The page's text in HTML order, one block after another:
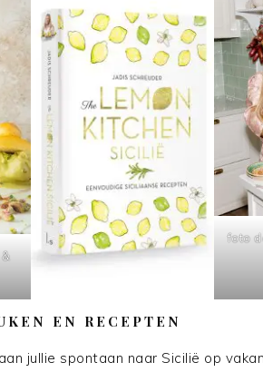
foto
EN RECEPTEN
jullie spontaan naar Sicilië op